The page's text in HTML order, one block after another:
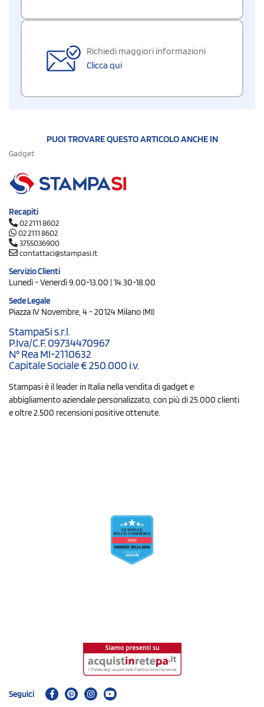
Richiedi maggiori informazioni
Clicca qui
PUOI TROVARE QUESTO ARTICOLO ANCHE IN
Gadget
Recapiti
02 2111 8602
02 2111 8602
3755036900
contattaci@stampasi.it
Servizio Clienti
Lunedì - Venerdì 9.00-13.00 | 14.30-18.00
Sede Legale
Piazza IV Novembre, 4 - 20124 Milano (MI)
StampaSi s.r.l.
P.Iva/C.F. 09734470967
N° Rea MI-2110632
Capitale Sociale € 250.000 i.v.
Stampasi è il leader in Italia nella vendita di gadget e
abbigliamento aziendale personalizzato, con più di 25.000 clienti
e oltre 2.500 recensioni positive ottenute.
Seguici